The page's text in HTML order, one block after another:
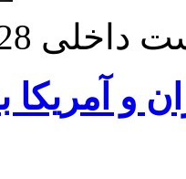
داخلی 28 خرداد
و